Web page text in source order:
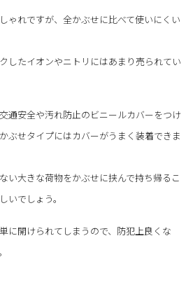
ゃれですが、全かぶせに比べて使いにくい
したイオンやニトリにはあまり売られてい
通安全や汚れ防止のビニールカバーをつけ
ぶせタイプにはカバーがうまく装着できま
い大きな荷物をかぶせに挟んで持ち帰るこ
いでしょう。
に開けられてしまうので、防犯上良くな